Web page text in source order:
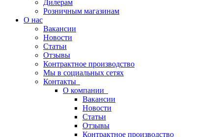
Дилерам
Розничным магазинам
О нас
Вакансии
Новости
Статьи
Отзывы
Контрактное производство
Мы в социальных сетях
Контакты
О компании
Вакансии
Новости
Статьи
Отзывы
Контрактное производство